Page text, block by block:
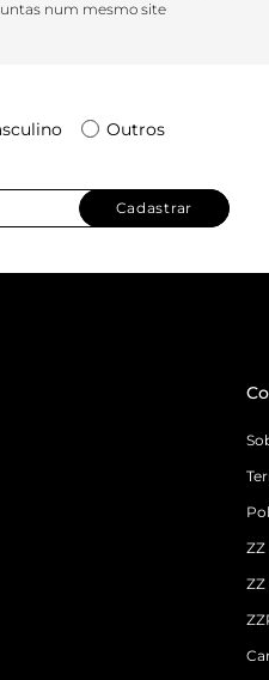
num mesmo site
Outros
Cadastrar
ZZ
ZZ